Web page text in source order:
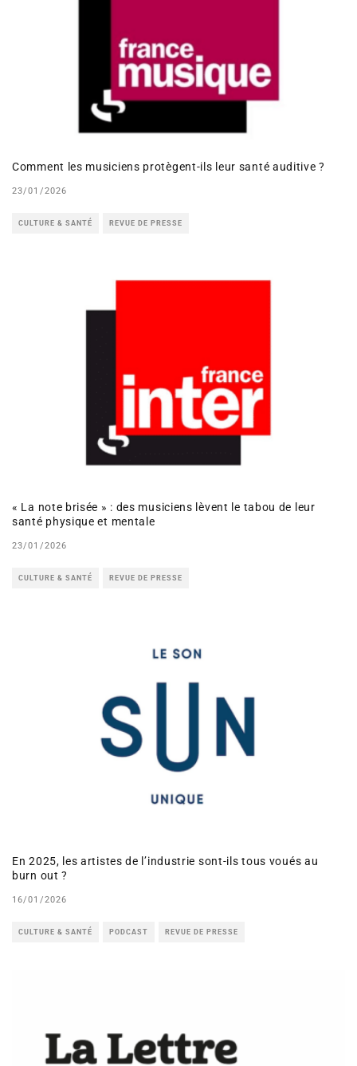
Comment les musiciens protègent-ils leur santé auditive ?
23/01/2026
CULTURE & SANTÉ REVUE DE PRESSE
« La note brisée » : des musiciens lèvent le tabou de leur
santé physique et mentale
23/01/2026
CULTURE & SANTÉ REVUE DE PRESSE
En 2025, les artistes de l’industrie sont-ils tous voués au
burn out ?
16/01/2026
CULTURE & SANTÉ PODCAST REVUE DE PRESSE